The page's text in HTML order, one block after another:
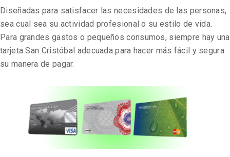
Diseñadas para satisfacer las necesidades de las personas,
sea cual sea su actividad profesional o su estilo de vida.
Para grandes gastos o pequeños consumos, siempre hay una
tarjeta San Cristóbal adecuada para hacer más fácil y segura
su manera de pagar.